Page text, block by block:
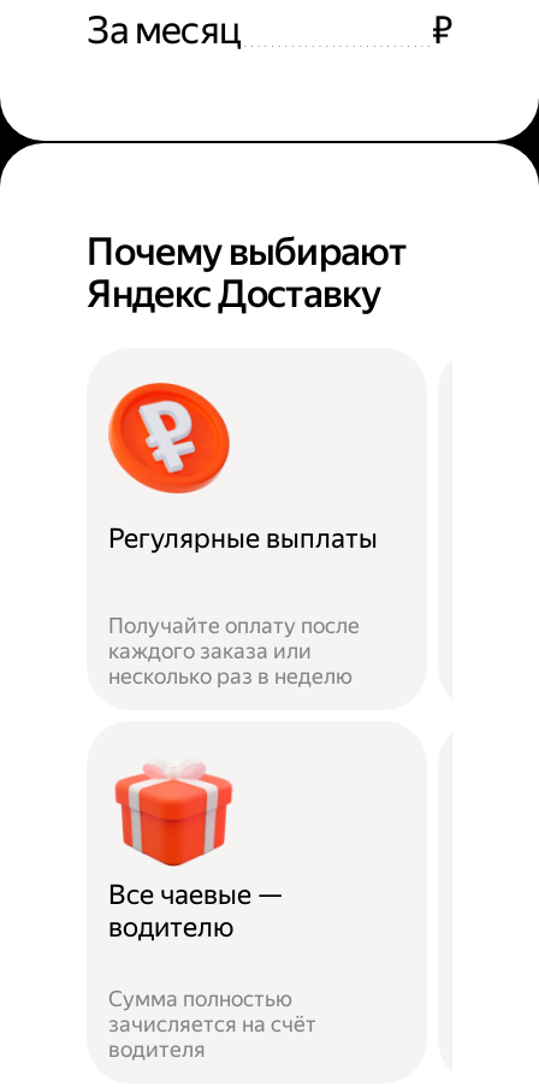
За месяц ₽
Почему выбирают
Яндекс Доставку
Регулярные выплаты
Получайте оплату после
каждого заказа или
несколько раз в неделю
Все чаевые —
водителю
Сумма полностью
зачисляется на счёт
водителя